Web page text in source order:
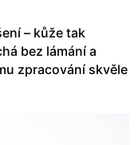
– kůže tak
bez lámání a
zpracování skvěle